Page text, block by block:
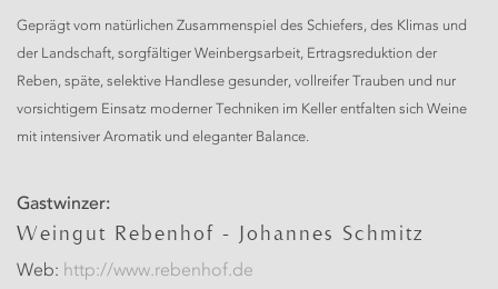
Geprägt vom natürlichen Zusammenspiel des Schiefers, des Klimas und
der Landschaft, sorgfältiger Weinbergsarbeit, Ertragsreduktion der
Reben, späte, selektive Handlese gesunder, vollreifer Trauben und nur
vorsichtigem Einsatz moderner Techniken im Keller entfalten sich Weine
mit intensiver Aromatik und eleganter Balance.
Gastwinzer:
Weingut Rebenhof - Johannes Schmitz
Web: http://www.rebenhof.de